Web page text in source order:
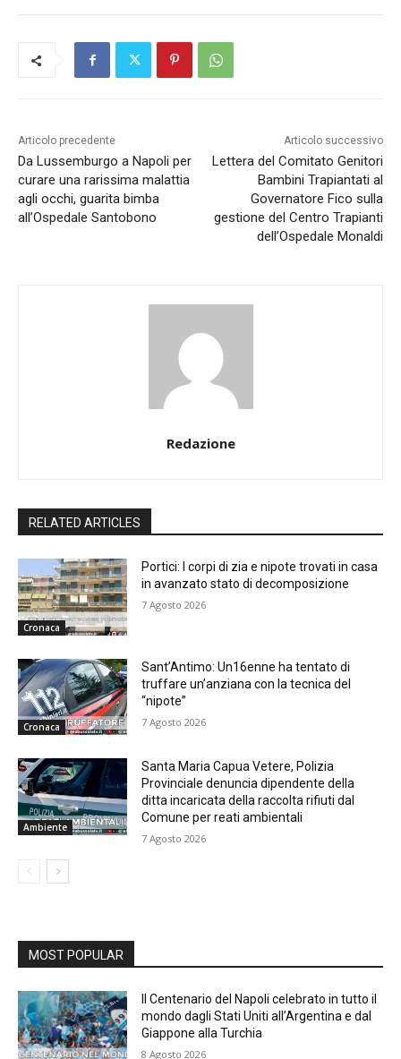
Articolo precedente
Da Lussemburgo a Napoli per
curare una rarissima malattia
agli occhi, guarita bimba
all’Ospedale Santobono
Articolo successivo
Lettera del Comitato Genitori
Bambini Trapiantati al
Governatore Fico sulla
gestione del Centro Trapianti
dell’Ospedale Monaldi
Redazione
RELATED ARTICLES
Cronaca
Portici: I corpi di zia e nipote trovati in casa
in avanzato stato di decomposizione
7 Agosto 2026
Cronaca
Sant’Antimo: Un16enne ha tentato di
truffare un’anziana con la tecnica del
“nipote”
7 Agosto 2026
Ambiente
Santa Maria Capua Vetere, Polizia
Provinciale denuncia dipendente della
ditta incaricata della raccolta rifiuti dal
Comune per reati ambientali
7 Agosto 2026
MOST POPULAR
Il Centenario del Napoli celebrato in tutto il
mondo dagli Stati Uniti all’Argentina e dal
Giappone alla Turchia
8 Agosto 2026